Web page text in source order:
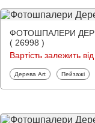
ФОТОШПАЛЕРИ
( 26998 )
Вартість залежить
Фотошпалери
Дерева Art Пейзажі